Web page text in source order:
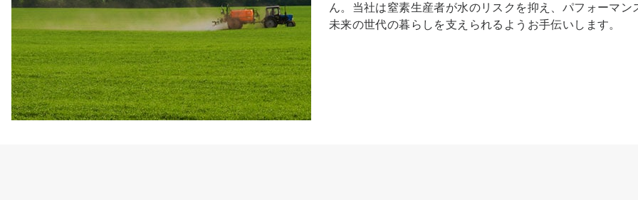
ん。当社は窒素生産者が水のリスクを抑え、パフォーマ
未来の世代の暮らしを支えられるようお手伝いします。